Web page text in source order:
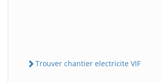
Trouver chantier electricite VIF